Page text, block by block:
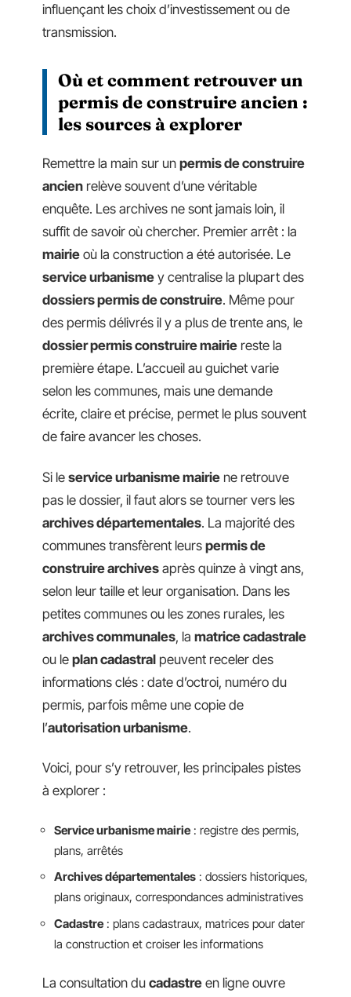
influençant les choix d’investissement ou de
transmission.
Où et comment retrouver un
permis de construire ancien :
les sources à explorer
Remettre la main sur un permis de construire
ancien relève souvent d’une véritable
enquête. Les archives ne sont jamais loin, il
suffit de savoir où chercher. Premier arrêt : la
mairie où la construction a été autorisée. Le
service urbanisme y centralise la plupart des
dossiers permis de construire. Même pour
des permis délivrés il y a plus de trente ans, le
dossier permis construire mairie reste la
première étape. L’accueil au guichet varie
selon les communes, mais une demande
écrite, claire et précise, permet le plus souvent
de faire avancer les choses.
Si le service urbanisme mairie ne retrouve
pas le dossier, il faut alors se tourner vers les
archives départementales. La majorité des
communes transfèrent leurs permis de
construire archives après quinze à vingt ans,
selon leur taille et leur organisation. Dans les
petites communes ou les zones rurales, les
archives communales, la matrice cadastrale
ou le plan cadastral peuvent receler des
informations clés : date d’octroi, numéro du
permis, parfois même une copie de
l’autorisation urbanisme.
Voici, pour s’y retrouver, les principales pistes
à explorer :
Service urbanisme mairie : registre des permis,
plans, arrêtés
Archives départementales : dossiers historiques,
plans originaux, correspondances administratives
Cadastre : plans cadastraux, matrices pour dater
la construction et croiser les informations
La consultation du cadastre en ligne ouvre